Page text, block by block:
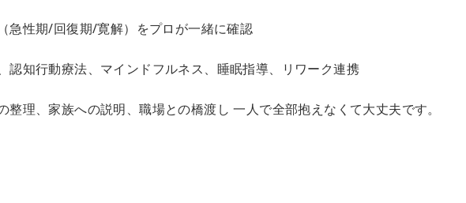
急性期/回復期/寛解）をプロが一緒に確認
認知行動療法、マインドフルネス、睡眠指導、リワーク連携
整理、家族への説明、職場との橋渡し 一人で全部抱えなくて大丈夫です。